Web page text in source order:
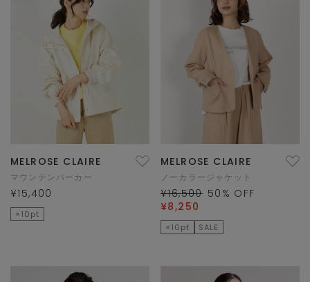
MELROSE CLAIRE
マウンテンパーカー
¥15,400
×10pt
MELROSE CLAIRE
ノーカラージャケット
¥16,500 50 % OFF
¥8,250
×10pt SALE